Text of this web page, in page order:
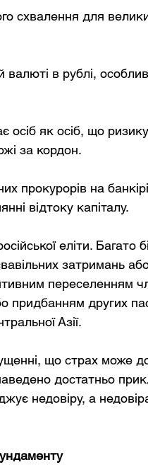
схвалення для
валюті в рублі,
як осіб, що
за кордон.
прокурорів на
відтоку капіталу.
еліти. Багато
затримань
переселенням
придбанням других
Азії.
що страх може
достатньо
недовіру, а